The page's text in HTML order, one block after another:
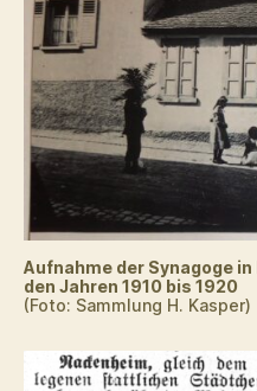
Aufnahme der Synagoge
den Jahren 1910 bis 1920
(Foto: Sammlung H. Kasper)